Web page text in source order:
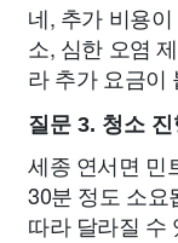
네, 추가 비용
소, 심한 오염
라 추가 요금이
질문 3. 청소
세종 연서면 민
30분 정도 소요
따라 달라질 수